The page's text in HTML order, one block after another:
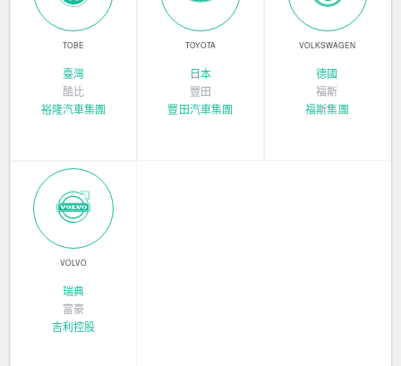
TOBE
臺灣
酷比
裕隆汽車集團
TOYOTA
日本
豐田
豐田汽車集團
VOLKSWAGEN
德國
福斯
福斯集團
VOLVO
瑞典
富豪
吉利控股